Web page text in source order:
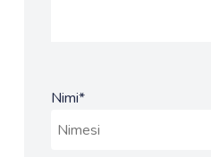
Nimi*